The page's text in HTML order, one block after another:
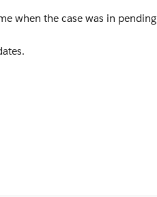
when the case was in pending